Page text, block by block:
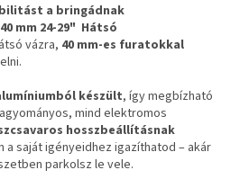
a bringádnak
mm 24-29" Hátsó
vázra, 40 mm-es furatokkal
készült, így megbízható
mind elektromos
hosszbeállításnak
saját igényeidhez igazíthatod – akár
parkolsz le vele.